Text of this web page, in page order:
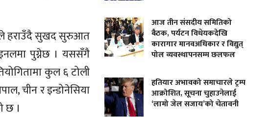
हराउँदै सुखद सुरुआत
पुग्नेछ । यससँगै
कुल ६ टोली
चीन र इन्डोनेसिया
छ ।
आज तीन संसदीय समितिको
बैठक, पर्यटन विधेयकदेखि
कारागार मानवअधिकार र विद्युत्
पोल व्यवस्थापनसम्म छलफल
हतियार अभावको समाचारले ट्रम्प
आक्रोशित, सूचना चुहाउनेलाई
‘लामो जेल सजाय’को चेतावनी